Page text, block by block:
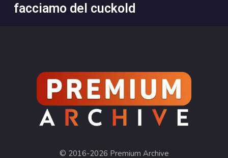
facciamo del cuckold
© 2016-2026 Premium Archive